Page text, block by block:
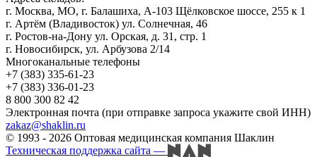
г. Москва, МО, г. Балашиха, А-103 Щёлковское шоссе, 255 к 1
г. Артём (Владивосток) ул. Солнечная, 46
г. Ростов-на-Дону ул. Орская, д. 31, стр. 1
г. Новосибирск, ул. Арбузова 2/14
Многоканальные телефоны
+7 (383) 335-61-23
+7 (383) 336-01-23
8 800 300 82 42
Электронная почта (при отправке запроса укажите свой ИНН)
zakaz@shaklin.ru
© 1993 - 2026 Оптовая медицинская компания Шаклин
Техническая поддержка сайта —